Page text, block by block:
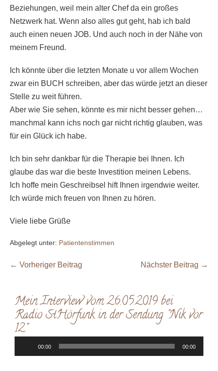
Beziehungen, weil mein alter Chef da ein großes
Netzwerk hat. Wenn also alles gut geht, hab ich bald
auch einen neuen JOB. Und auch noch in der Nähe von
meinem Freund.
Ich könnte über die letzten Monate u vor allem Wochen
zwar ein BUCH schreiben, aber das würde jetzt an dieser
Stelle zu weit führen.
Aber wie Sie sehen, könnte es mir nicht besser gehen…
manchmal kann ichs noch gar nicht richtig glauben, was
für ein Glück ich habe.
Ich bin sehr dankbar für die Therapie bei Ihnen. Ich
glaube das war die beste Investition meinen Lebens.
Ich hoffe mein Geschreibsel hift Ihnen irgendwie weiter.
Ich würde mich freuen von Ihnen zu hören.
Viele liebe Grüße
Abgelegt unter: Patientenstimmen
← Vorheriger Beitrag Nächster Beitrag →
Mein Interview vom 26.05.2019 bei
Radio StHörfunk in der Sendung "Nik vor
12"
Player
00:00 00:00